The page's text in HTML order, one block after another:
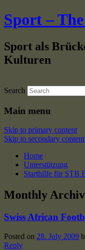
Sport –
Sport als
Kulturen
Search
Main menu
Skip to primary content
Skip to secondary content
Home
Unterstützung
Starthilfe für STB
Monthly
Swiss African
Posted on 28. July 2009
Reply